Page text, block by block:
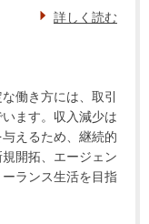
詳しく読む
働き方には、取引
ます。収入減少は
えるため、継続的
開拓、エージェン
ランス生活を目指